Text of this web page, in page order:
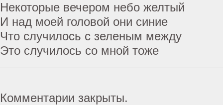
Некоторые вечером небо желтый
И над моей головой они синие
Что случилось с зеленым между
Это случилось со мной тоже
Комментарии закрыты.